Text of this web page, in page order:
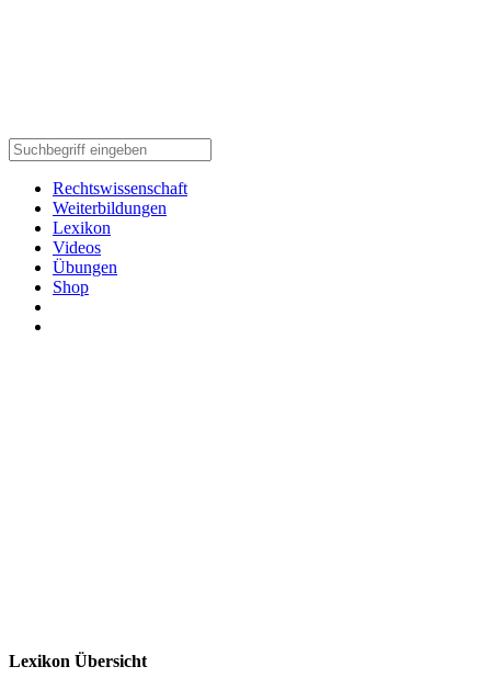
Rechtswissenschaft
Weiterbildungen
Lexikon
Videos
Übungen
Shop
Lexikon Übersicht